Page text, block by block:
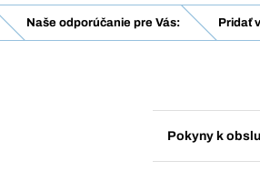
Naše odporúčanie pre Vás: Pridať
Pokyny k